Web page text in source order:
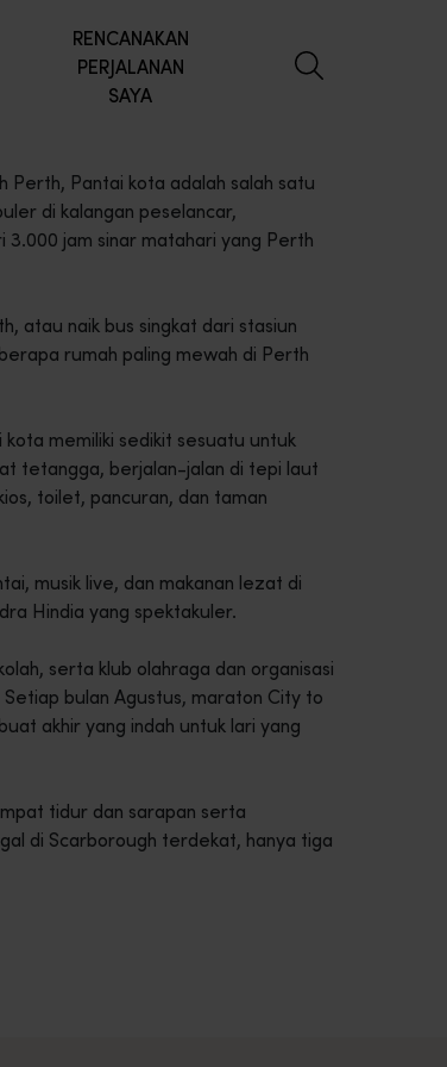
RENCANAKAN
PERJALANAN
SAYA
Perth, Pantai kota adalah salah satu
di kalangan peselancar,
3.000 jam sinar matahari yang Perth
atau naik bus singkat dari stasiun
rumah paling mewah di Perth
memiliki sedikit sesuatu untuk
tetangga, berjalan-jalan di tepi laut
toilet, pancuran, dan taman
musik live, dan makanan lezat di
Hindia yang spektakuler.
serta klub olahraga dan organisasi
bulan Agustus, maraton City to
akhir yang indah untuk lari yang
tidur dan sarapan serta
di Scarborough terdekat, hanya tiga